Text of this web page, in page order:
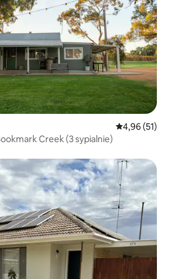
Średnia
4,96 (51)
Creek (3 sypialnie)